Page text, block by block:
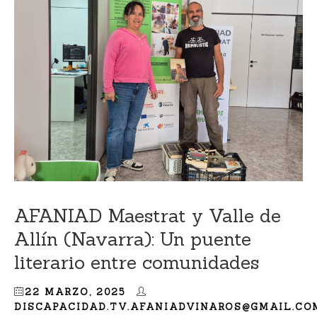
AFANIAD Maestrat y Valle de
Allín (Navarra): Un puente
literario entre comunidades
22 MARZO, 2025